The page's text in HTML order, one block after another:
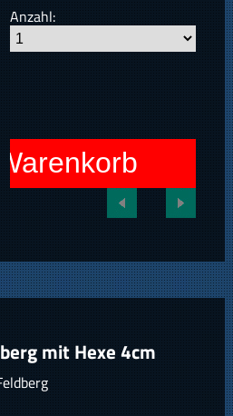
Anzahl:
mit Hexe 4cm